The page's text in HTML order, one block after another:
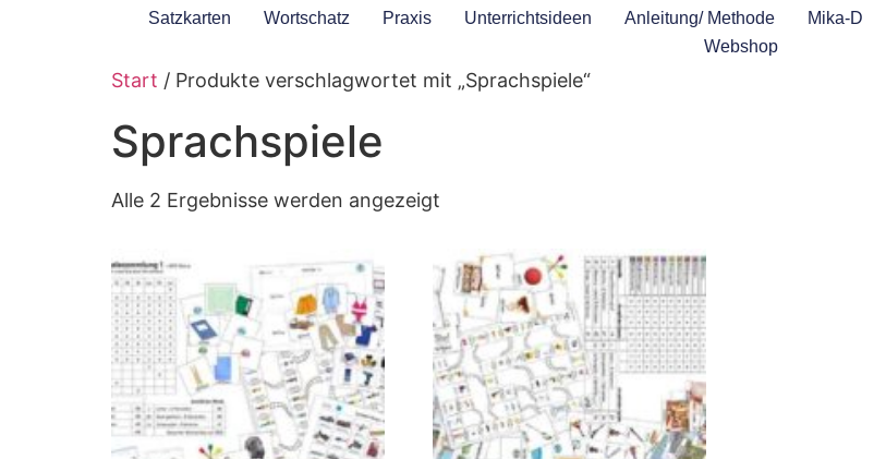
Satzkarten Wortschatz Praxis Unterrichtsideen Anleitung/ Methode Mika-D
Webshop
Start / Produkte verschlagwortet mit „Sprachspiele“
Sprachspiele
Alle 2 Ergebnisse werden angezeigt